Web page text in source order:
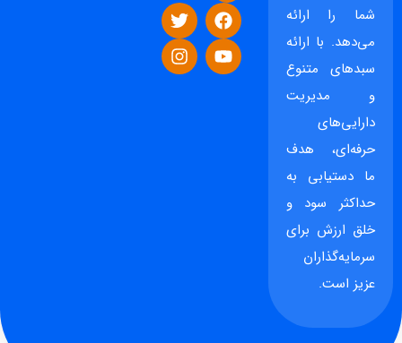
شما را ارائه
می‌دهد. با ارائه
سبدهای متنوع
و مدیریت
دارایی‌های
حرفه‌ای، هدف
ما دستیابی به
حداکثر سود و
خلق ارزش برای
سرمایه‌گذاران
عزیز است.